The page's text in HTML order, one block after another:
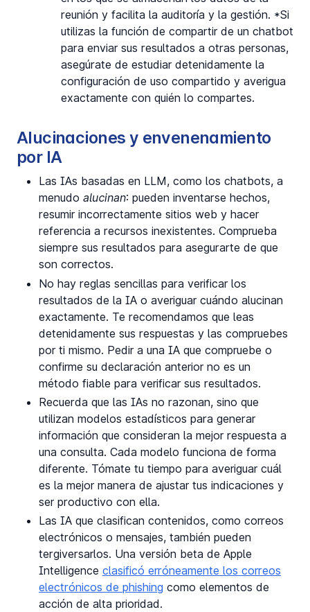
reunión y facilita la auditoría y la gestión. *Si
utilizas la función de compartir de un chatbot
para enviar sus resultados a otras personas,
asegúrate de estudiar detenidamente la
configuración de uso compartido y averigua
exactamente con quién lo compartes.
Alucinaciones y envenenamiento
por IA
Las IAs basadas en LLM, como los chatbots, a
menudo alucinan: pueden inventarse hechos,
resumir incorrectamente sitios web y hacer
referencia a recursos inexistentes. Comprueba
siempre sus resultados para asegurarte de que
son correctos.
No hay reglas sencillas para verificar los
resultados de la IA o averiguar cuándo alucinan
exactamente. Te recomendamos que leas
detenidamente sus respuestas y las compruebes
por ti mismo. Pedir a una IA que compruebe o
confirme su declaración anterior no es un
método fiable para verificar sus resultados.
Recuerda que las IAs no razonan, sino que
utilizan modelos estadísticos para generar
información que consideran la mejor respuesta a
una consulta. Cada modelo funciona de forma
diferente. Tómate tu tiempo para averiguar cuál
es la mejor manera de ajustar tus indicaciones y
ser productivo con ella.
Las IA que clasifican contenidos, como correos
electrónicos o mensajes, también pueden
tergiversarlos. Una versión beta de Apple
Intelligence clasificó erróneamente los correos
electrónicos de phishing como elementos de
acción de alta prioridad.